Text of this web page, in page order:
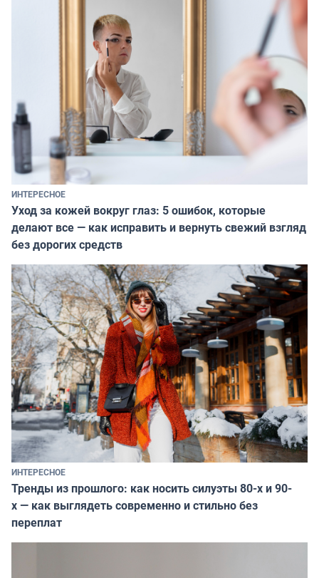
ИНТЕРЕСНОЕ
Уход за кожей вокруг глаз: 5 ошибок, которые
делают все — как исправить и вернуть свежий взгляд
без дорогих средств
ИНТЕРЕСНОЕ
Тренды из прошлого: как носить силуэты 80-х и 90-
х — как выглядеть современно и стильно без
переплат